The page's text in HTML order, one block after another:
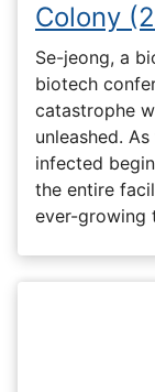
Colony
Se-jeong, a
biotech
catastrophe
unleashed.
infected
the entire
ever-growing